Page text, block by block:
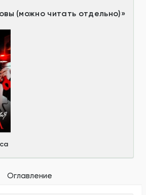
(можно читать отдельно)»
Оглавление